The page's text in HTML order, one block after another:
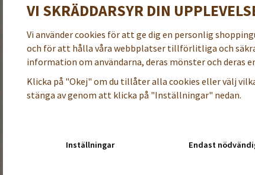
VI SKRÄDDARSYR DIN
Vi använder cookies för att ge dig en personlig
och för att hålla våra webbplatser tillförlitliga och
information om användarna, deras mönster och deras
Klicka på "Okej" om du tillåter alla cookies eller välj
stänga av genom att klicka på "Inställningar" nedan.
Inställningar Endast